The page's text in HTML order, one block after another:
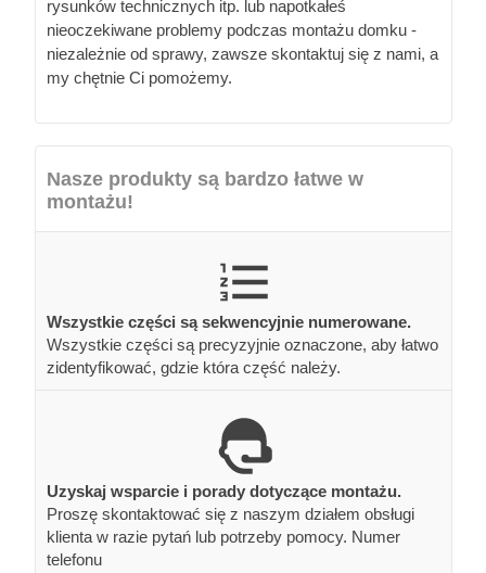
rysunków technicznych itp. lub napotkałeś
nieoczekiwane problemy podczas montażu domku -
niezależnie od sprawy, zawsze skontaktuj się z nami, a
my chętnie Ci pomożemy.
Nasze produkty są bardzo łatwe w
montażu!
Wszystkie części są sekwencyjnie numerowane.
Wszystkie części są precyzyjnie oznaczone, aby łatwo
zidentyfikować, gdzie która część należy.
Uzyskaj wsparcie i porady dotyczące montażu.
Proszę skontaktować się z naszym działem obsługi
klienta w razie pytań lub potrzeby pomocy. Numer
telefonu